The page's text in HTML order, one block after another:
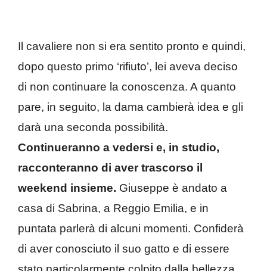
Il cavaliere non si era sentito pronto e quindi,
dopo questo primo ‘rifiuto’, lei aveva deciso
di non continuare la conoscenza. A quanto
pare, in seguito, la dama cambierà idea e gli
darà una seconda possibilità.
Continueranno a vedersi e, in studio,
racconteranno di aver trascorso il
weekend insieme. Giuseppe è andato a
casa di Sabrina, a Reggio Emilia, e in
puntata parlerà di alcuni momenti. Confiderà
di aver conosciuto il suo gatto e di essere